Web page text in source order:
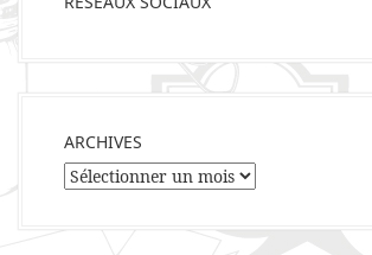
ARCHIVES
Archives